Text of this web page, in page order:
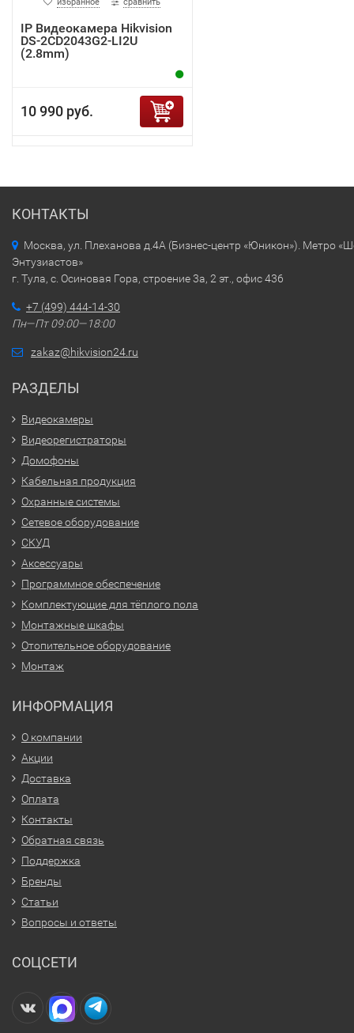
IP Видеокамера Hikvision
DS-2CD2043G2-LI2U
(2.8mm)
10 990 руб.
КОНТАКТЫ
Москва, ул. Плеханова д.4А (Бизнес-центр «Юникон»). Метро
Энтузиастов»
г. Тула, с. Осиновая Гора, строение 3а, 2 эт., офис 436
+7 (499) 444-14-30
Пн—Пт 09:00—18:00
zakaz@hikvision24.ru
РАЗДЕЛЫ
Видеокамеры
Видеорегистраторы
Домофоны
Кабельная продукция
Охранные системы
Сетевое оборудование
СКУД
Аксессуары
Программное обеспечение
Комплектующие для тёплого пола
Монтажные шкафы
Отопительное оборудование
Монтаж
ИНФОРМАЦИЯ
О компании
Акции
Доставка
Оплата
Контакты
Обратная связь
Поддержка
Бренды
Статьи
Вопросы и ответы
СОЦСЕТИ